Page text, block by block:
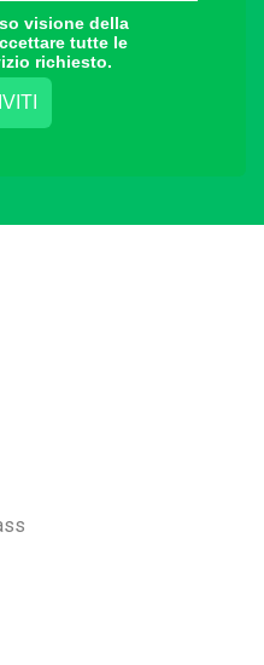
visione della
tutte le
richiesto.